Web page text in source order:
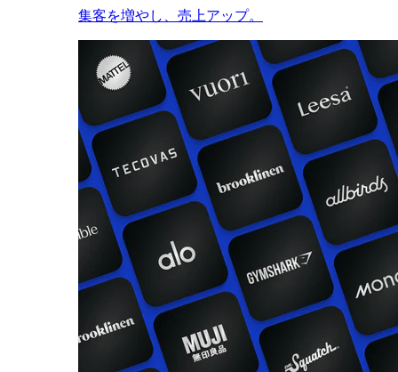
集客を増やし、売上アップ。